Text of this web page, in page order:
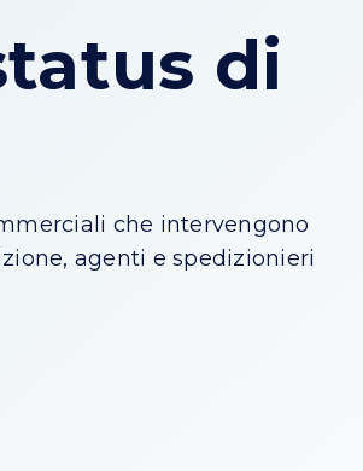
di
che intervengono
agenti e spedizionieri